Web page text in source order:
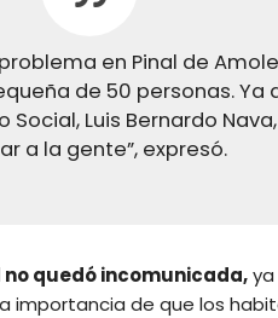
en Pinal de
de 50 personas. Ya
Luis Bernardo
a la gente”, expresó.
quedó incomunicada,
importancia de que los